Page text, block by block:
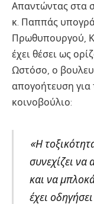
Απαντώντας στα
κ. Παππάς
Πρωθυπουργού,
έχει θέσει ως
Ωστόσο, ο
απογοήτευση για
κοινοβούλιο:
«Η
συνεχίζει να
και να
έχει